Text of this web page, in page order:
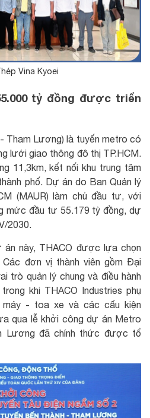
Vina Kyoei
tỷ đồng được triển
Tham Lương) là tuyến metro có
lưới giao thông đô thị TP.HCM.
11,3km, kết nối khu trung tâm
phố. Dự án do Ban Quản lý
(MAUR) làm chủ đầu tư, với
mức đầu tư 55.179 tỷ đồng, dự
2030.
này, THACO được lựa chọn
Các đơn vị thành viên gồm Đại
trò quản lý chung và điều hành
khi THACO Industries phụ
máy - toa xe và các cấu kiện
qua lễ khởi công dự án Metro
Lương đã chính thức được tổ